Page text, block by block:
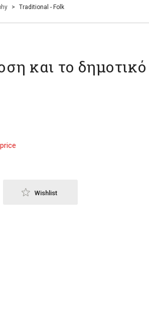
> Traditional - Folk
και το δημοτικό
Wishlist